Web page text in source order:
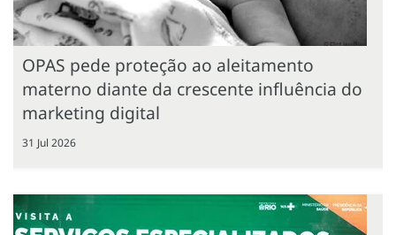
OPAS pede proteção ao aleitamento
materno diante da crescente influência do
marketing digital
31 Jul 2026